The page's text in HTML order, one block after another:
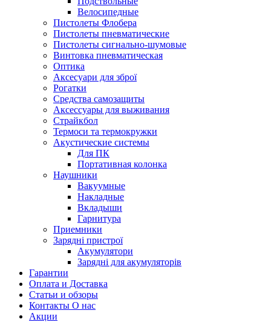
Велосипедные
Пистолеты Флобера
Пистолеты пневматические
Пистолеты сигнально-шумовые
Винтовка пневматическая
Оптика
Аксесуари для зброї
Рогатки
Средства самозащиты
Аксессуары для выживания
Страйкбол
Термоси та термокружки
Акустические системы
Для ПК
Портативная колонка
Наушники
Вакуумные
Накладные
Вкладыши
Гарнитура
Приемники
Зарядні пристрої
Акумулятори
Зарядні для акумуляторів
Гарантии
Оплата и Доставка
Статьи и обзоры
Контакты О нас
Акции